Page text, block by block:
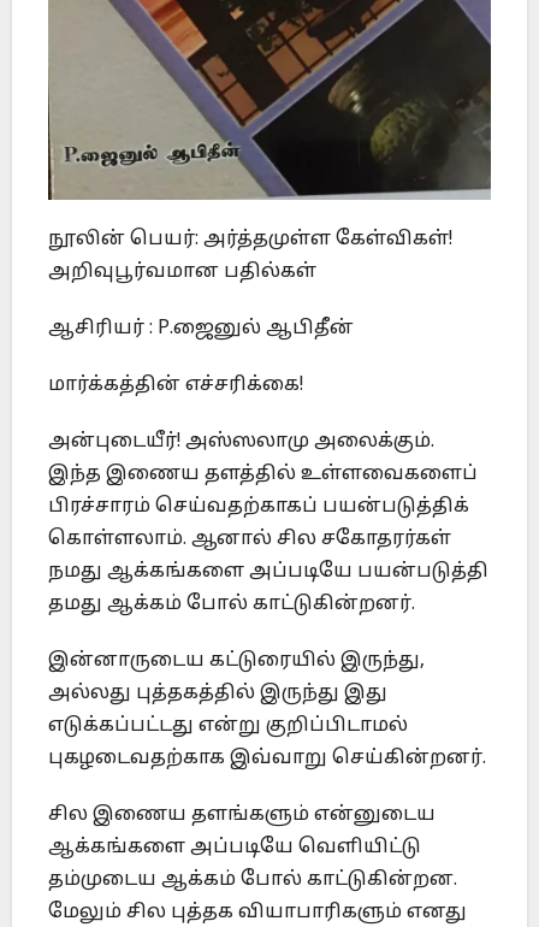
நூலின் பெயர்: அர்த்தமுள்ள கேள்விகள்!
அறிவுபூர்வமான பதில்கள்
ஆசிரியர் : P.ஜைனுல் ஆபிதீன்
மார்க்கத்தின் எச்சரிக்கை!
அன்புடையீர்! அஸ்ஸலாமு அலைக்கும்.
இந்த இணைய தளத்தில் உள்ளவைகளைப்
பிரச்சாரம் செய்வதற்காகப் பயன்படுத்திக்
கொள்ளலாம். ஆனால் சில சகோதரர்கள்
நமது ஆக்கங்களை அப்படியே பயன்படுத்தி
தமது ஆக்கம் போல் காட்டுகின்றனர்.
இன்னாருடைய கட்டுரையில் இருந்து,
அல்லது புத்தகத்தில் இருந்து இது
எடுக்கப்பட்டது என்று குறிப்பிடாமல்
புகழடைவதற்காக இவ்வாறு செய்கின்றனர்.
சில இணைய தளங்களும் என்னுடைய
ஆக்கங்களை அப்படியே வெளியிட்டு
தம்முடைய ஆக்கம் போல் காட்டுகின்றன.
மேலும் சில புத்தக வியாபாரிகளும் எனது